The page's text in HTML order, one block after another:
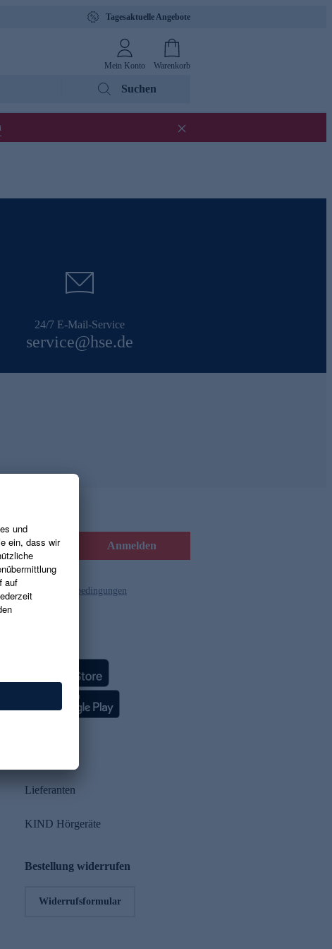
Tagesaktuelle Angebote
Mein Konto Warenkorb
Suchen
24/7 E-Mail-Service
service@hse.de
Anmelden
und die Gutscheinbedingungen
Lieferanten
KIND Hörgeräte
Bestellung widerrufen
Widerrufsformular